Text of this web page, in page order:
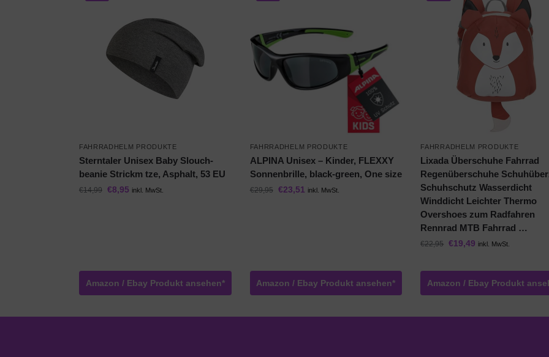
FAHRRADHELM PRODUKTE
Sterntaler Unisex Baby Slouch-
beanie Strickm tze, Asphalt, 53 EU
€14,99 €8,95 inkl. MwSt.
Amazon / Ebay Produkt ansehen*
FAHRRADHELM PRODUKTE
ALPINA Unisex – Kinder, FLEXXY
Sonnenbrille, black-green, One size
€29,95 €23,51 inkl. MwSt.
Amazon / Ebay Produkt ansehen*
FAHRRADHELM PRODUKTE
Lixada Überschuhe Fahrrad
Regenüberschuhe
Schuhschutz Wasserdicht
Winddicht Leichter Thermo
Overshoes zum Radfahren
Rennrad MTB Fahrrad …
€22,95 €19,49 inkl. MwSt.
Amazon / Ebay Produkt